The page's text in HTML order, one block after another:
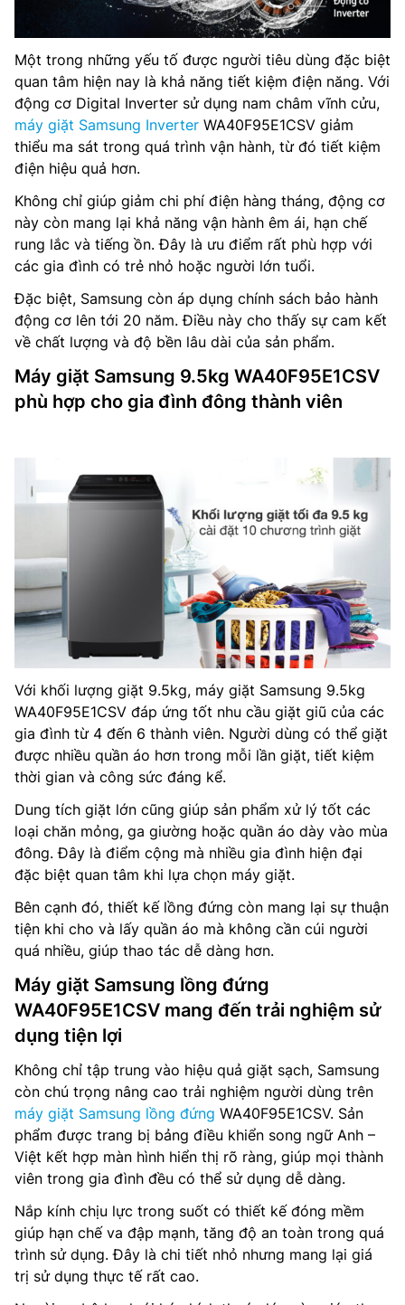
Một trong những yếu tố được người tiêu dùng đặc biệt
quan tâm hiện nay là khả năng tiết kiệm điện năng. Với
động cơ Digital Inverter sử dụng nam châm vĩnh cửu,
máy giặt Samsung Inverter WA40F95E1CSV giảm
thiểu ma sát trong quá trình vận hành, từ đó tiết kiệm
điện hiệu quả hơn.
Không chỉ giúp giảm chi phí điện hàng tháng, động cơ
này còn mang lại khả năng vận hành êm ái, hạn chế
rung lắc và tiếng ồn. Đây là ưu điểm rất phù hợp với
các gia đình có trẻ nhỏ hoặc người lớn tuổi.
Đặc biệt, Samsung còn áp dụng chính sách bảo hành
động cơ lên tới 20 năm. Điều này cho thấy sự cam kết
về chất lượng và độ bền lâu dài của sản phẩm.
Máy giặt Samsung 9.5kg WA40F95E1CSV
phù hợp cho gia đình đông thành viên
Với khối lượng giặt 9.5kg, máy giặt Samsung 9.5kg
WA40F95E1CSV đáp ứng tốt nhu cầu giặt giũ của các
gia đình từ 4 đến 6 thành viên. Người dùng có thể giặt
được nhiều quần áo hơn trong mỗi lần giặt, tiết kiệm
thời gian và công sức đáng kể.
Dung tích giặt lớn cũng giúp sản phẩm xử lý tốt các
loại chăn mỏng, ga giường hoặc quần áo dày vào mùa
đông. Đây là điểm cộng mà nhiều gia đình hiện đại
đặc biệt quan tâm khi lựa chọn máy giặt.
Bên cạnh đó, thiết kế lồng đứng còn mang lại sự thuận
tiện khi cho và lấy quần áo mà không cần cúi người
quá nhiều, giúp thao tác dễ dàng hơn.
Máy giặt Samsung lồng đứng
WA40F95E1CSV mang đến trải nghiệm sử
dụng tiện lợi
Không chỉ tập trung vào hiệu quả giặt sạch, Samsung
còn chú trọng nâng cao trải nghiệm người dùng trên
máy giặt Samsung lồng đứng WA40F95E1CSV. Sản
phẩm được trang bị bảng điều khiển song ngữ Anh –
Việt kết hợp màn hình hiển thị rõ ràng, giúp mọi thành
viên trong gia đình đều có thể sử dụng dễ dàng.
Nắp kính chịu lực trong suốt có thiết kế đóng mềm
giúp hạn chế va đập mạnh, tăng độ an toàn trong quá
trình sử dụng. Đây là chi tiết nhỏ nhưng mang lại giá
trị sử dụng thực tế rất cao.